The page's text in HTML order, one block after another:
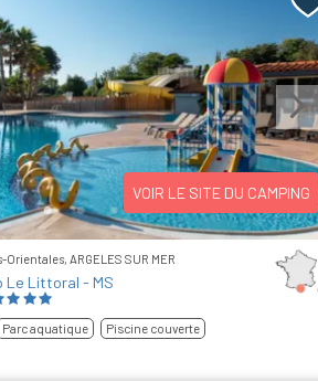
Next
VOIR LE SITE DU CAMPING
Orientales, ARGELES SUR MER
Le Littoral - MS
Parc aquatique Piscine couverte